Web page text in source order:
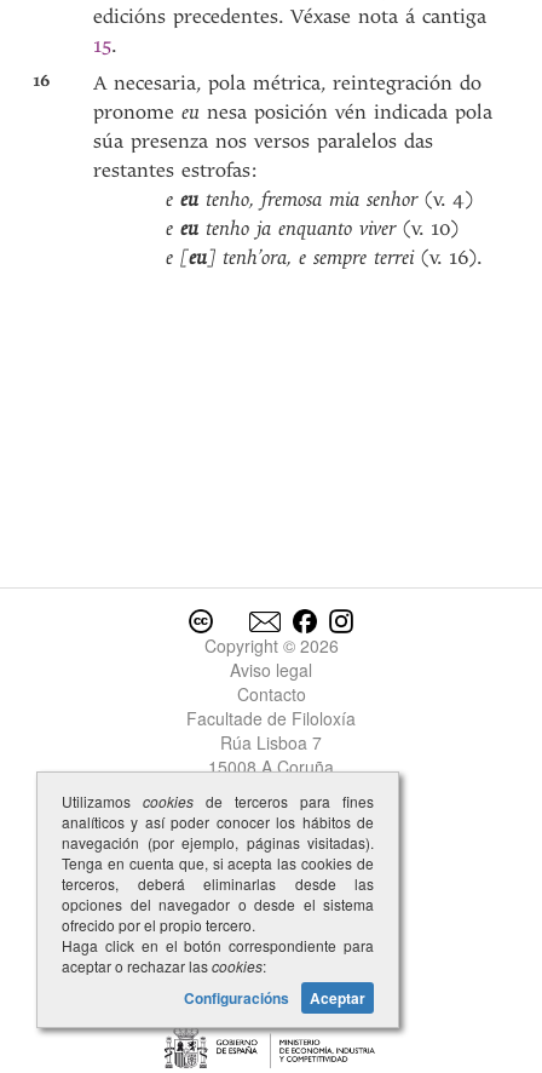
edicións precedentes. Véxase nota á cantiga
15.
16
A necesaria, pola métrica, reintegración do
pronomeeu nesa posición vén indicada pola
súa presenza nos versos paralelos das
restantes estrofas:
eeu tenho, fremosa mia senhor(v. 4)
eeu tenho ja enquanto viver(v. 10)
e [eu] tenh’ora, e sempre terrei(v. 16).
Copyright © 2026
Aviso legal
Contacto
Facultade de Filoloxía
Rúa Lisboa 7
15008 A Coruña
Utilizamos cookies de terceros para fines
analíticos y así poder conocer los hábitos de
navegación (por ejemplo, páginas visitadas).
Tenga en cuenta que, si acepta las cookies de
terceros, deberá eliminarlas desde las
opciones del navegador o desde el sistema
ofrecido por el propio tercero.
Haga click en el botón correspondiente para
aceptar o rechazar lascookies:
Configuracións Aceptar